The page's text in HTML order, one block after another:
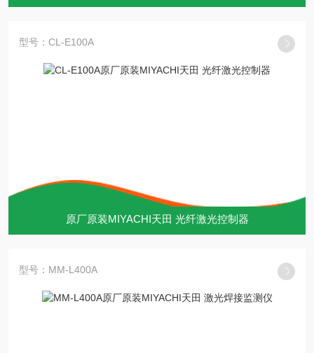
型号：CL-E100A
原厂原装MIYACHI天田 光纤激光控制器
型号：MM-L400A